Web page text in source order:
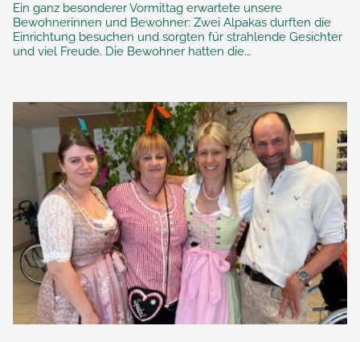
Ein ganz besonderer Vormittag erwartete unsere
Bewohnerinnen und Bewohner: Zwei Alpakas durften die
Einrichtung besuchen und sorgten für strahlende Gesichter
und viel Freude. Die Bewohner hatten die...